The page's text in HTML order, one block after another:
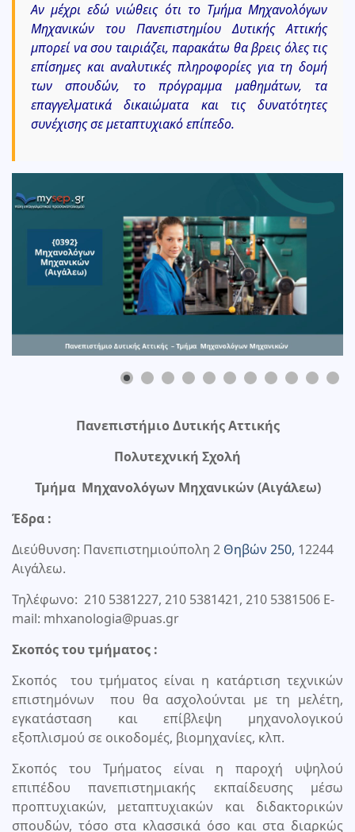
Αν μέχρι εδώ νιώθεις ότι το Τμήμα Μηχανολόγων
Μηχανικών του Πανεπιστημίου Δυτικής Αττικής
μπορεί να σου ταιριάζει, παρακάτω θα βρεις όλες τις
επίσημες και αναλυτικές πληροφορίες για τη δομή
των σπουδών, το πρόγραμμα μαθημάτων, τα
επαγγελματικά δικαιώματα και τις δυνατότητες
συνέχισης σε μεταπτυχιακό επίπεδο.
Πανεπιστήμιο Δυτικής Αττικής
Πολυτεχνική Σχολή
Τμήμα Μηχανολόγων Μηχανικών (Αιγάλεω)
Έδρα :
Διεύθυνση: Πανεπιστημιούπολη 2 Θηβών 250, 12244
Αιγάλεω.
Τηλέφωνο: 210 5381227, 210 5381421, 210 5381506 E-
mail: mhxanologia@puas.gr
Σκοπός του τμήματος :
Σκοπός του τμήματος είναι η κατάρτιση τεχνικών
επιστημόνων που θα ασχολούνται με τη μελέτη,
εγκατάσταση και επίβλεψη μηχανολογικού
εξοπλισμού σε οικοδομές, βιομηχανίες, κλπ.
Σκοπός του Τμήματος είναι η παροχή υψηλού
επιπέδου πανεπιστημιακής εκπαίδευσης μέσω
προπτυχιακών, μεταπτυχιακών και διδακτορικών
σπουδών, τόσο στα κλασσικά όσο και στα διαρκώς